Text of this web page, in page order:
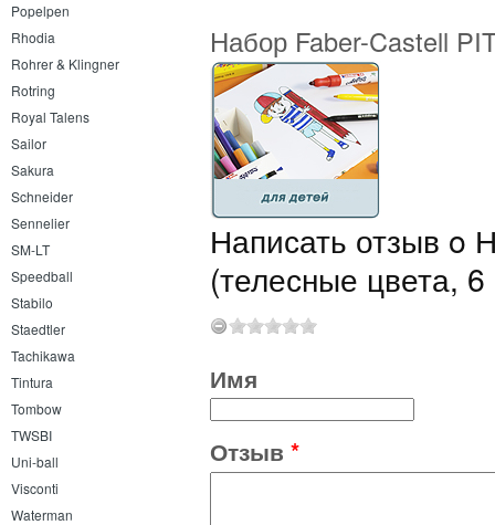
Popelpen
Rhodia
Rohrer & Klingner
Rotring
Royal Talens
Sailor
Sakura
Schneider
Sennelier
SM-LT
Speedball
Stabilo
Staedtler
Tachikawa
Tintura
Tombow
TWSBI
Uni-ball
Visconti
Waterman
Набор Faber-Castell
Написать отзыв o
(телесные цвета, 6
Имя
Отзыв *